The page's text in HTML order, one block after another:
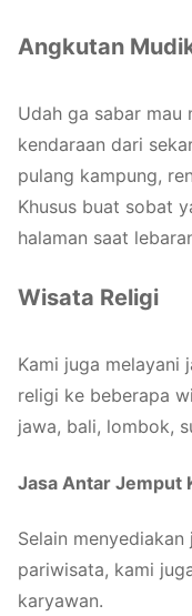
Angkutan
Udah ga sabar mau
kendaraan dari
pulang kampung,
Khusus buat sobat
halaman saat
Wisata Religi
Kami juga melayani
religi ke beberapa
jawa, bali, lombok,
Jasa Antar Jemput
Selain
pariwisata, kami
karyawan.